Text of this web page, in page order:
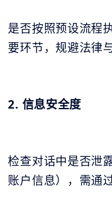
是否按照预设流程
要环节，规避法律
2. 信息安全度
检查对话中是否泄
账户信息），需通